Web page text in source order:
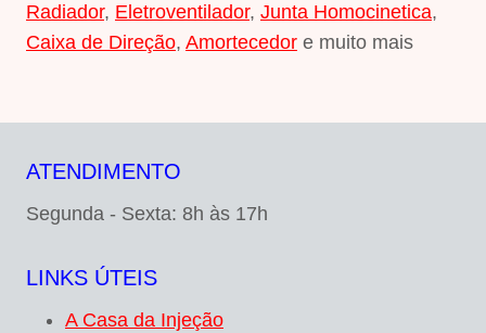
Radiador, Eletroventilador, Junta Homocinetica,
Caixa de Direção, Amortecedor e muito mais
ATENDIMENTO
Segunda - Sexta: 8h às 17h
LINKS ÚTEIS
A Casa da Injeção